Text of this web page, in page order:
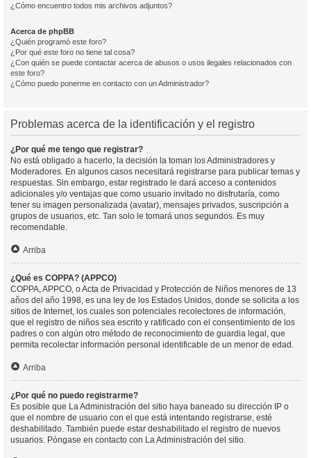
¿Cómo encuentro todos mis archivos adjuntos?
Acerca de phpBB
¿Quién programó este foro?
¿Por qué este foro no tiene tal cosa?
¿Con quién se puede contactar acerca de abusos o usos ilegales relacionados con
este foro?
¿Cómo puedo ponerme en contacto con un Administrador?
Problemas acerca de la identificación y el registro
¿Por qué me tengo que registrar?
No está obligado a hacerlo, la decisión la toman los Administradores y
Moderadores. En algunos casos necesitará registrarse para publicar temas y
respuestas. Sin embargo, estar registrado le dará acceso a contenidos
adicionales y/o ventajas que como usuario invitado no disfrutaría, como
tener su imagen personalizada (avatar), mensajes privados, suscripción a
grupos de usuarios, etc. Tan solo le tomará unos segundos. Es muy
recomendable.
Arriba
¿Qué es COPPA? (APPCO)
COPPA, APPCO, o Acta de Privacidad y Protección de Niños menores de 13
años del año 1998, es una ley de los Estados Unidos, donde se solicita a los
sitios de Internet, los cuales son potenciales recolectores de información,
que el registro de niños sea escrito y ratificado con el consentimiento de los
padres o con algún otro método de reconocimiento de guardia legal, que
permita recolectar información personal identificable de un menor de edad.
Arriba
¿Por qué no puedo registrarme?
Es posible que La Administración del sitio haya baneado su dirección IP o
que el nombre de usuario con el que está intentando registrarse, esté
deshabilitado. También puede estar deshabilitado el registro de nuevos
usuarios. Póngase en contacto con La Administración del sitio.